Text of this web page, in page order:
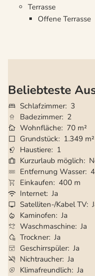
Terrasse
Offene Terrasse
Beliebteste
Schlafzimmer 3
Badezimmer 2
Wohnfläche 70 m²
Grundstück
1.349 m²
Haustiere 1
Kurzurlaub möglich
Entfernung Wasser
Einkaufen 400 m
Internet Ja
Satelliten-/Kabel TV
Kaminofen Ja
Waschmaschine Ja
Trockner Ja
Geschirrspüler Ja
Nichtraucher Ja
Klimafreundlich Ja